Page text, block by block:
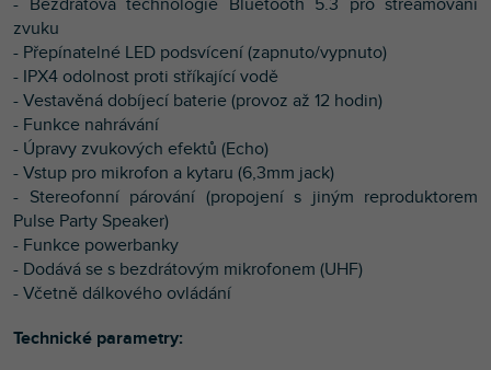
zvuku
- Přepínatelné LED podsvícení (zapnuto/vypnuto)
- IPX4 odolnost proti stříkající vodě
- Vestavěná dobíjecí baterie (provoz až 12 hodin)
- Funkce nahrávání
- Úpravy zvukových efektů (Echo)
- Vstup pro mikrofon a kytaru (6,3mm jack)
- Stereofonní párování (propojení s jiným reproduktorem
Pulse Party Speaker)
- Funkce powerbanky
- Dodává se s bezdrátovým mikrofonem (UHF)
- Včetně dálkového ovládání
Technické parametry: